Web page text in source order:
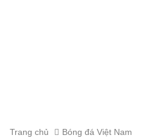
Trang chủ Bóng đá Việt Nam